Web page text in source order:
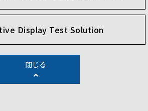
Display Test Solution
閉じる